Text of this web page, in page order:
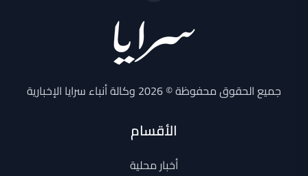
جميع الحقوق محفوظة © 2026 وكالة أنباء سرايا الإخبارية
الأقسام
أخبار محلية